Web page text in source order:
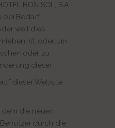
BON SOL, S.A
bei Bedarf
weil dies
ist, oder um
oder zu
dieser
dieser Website
dem die neuen
durch die